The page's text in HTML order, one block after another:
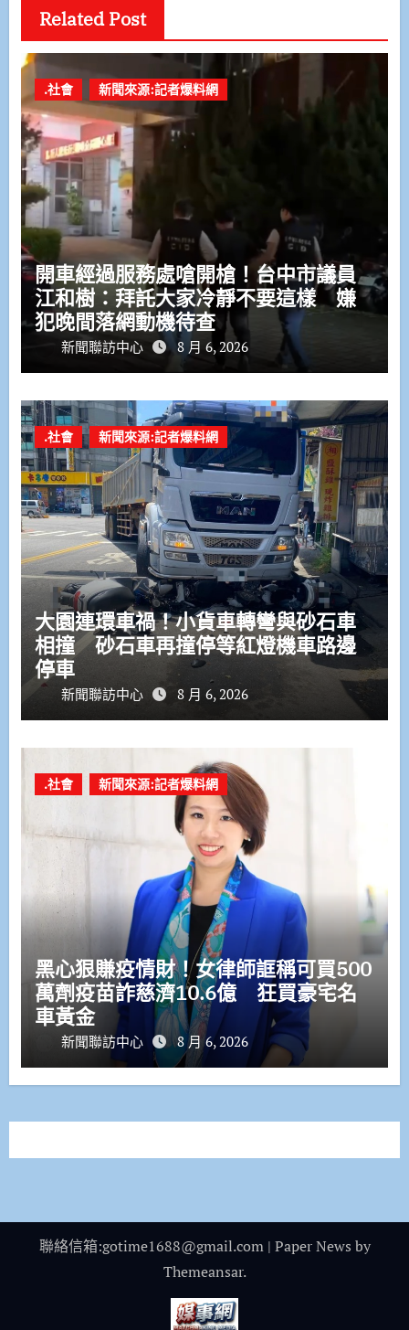
Related Post
.社會 新聞來源:記者爆料網
開車經過服務處嗆開槍！台中市議員
江和樹：拜託大家冷靜不要這樣 嫌
犯晚間落網動機待查
新聞聯訪中心 8 月 6, 2026
.社會 新聞來源:記者爆料網
大園連環車禍！小貨車轉彎與砂石車
相撞 砂石車再撞停等紅燈機車路邊
停車
新聞聯訪中心 8 月 6, 2026
.社會 新聞來源:記者爆料網
黑心狠賺疫情財！女律師誆稱可買500
萬劑疫苗詐慈濟10.6億 狂買豪宅名
車黃金
新聞聯訪中心 8 月 6, 2026
聯絡信箱:gotime1688@gmail.com | Paper News by
Themeansar.